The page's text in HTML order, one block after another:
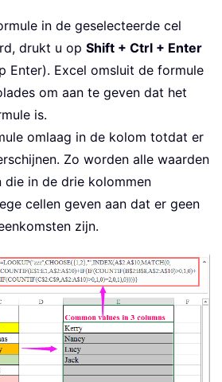
in de geselecteerde cel
drukt u op Shift + Ctrl + Enter
Enter). Excel omsluit de formule
om aan te geven dat het
is.
omlaag in de kolom totdat er
Zo worden alle waarden
die in de drie kolommen
cellen geven aan dat er geen
zijn.